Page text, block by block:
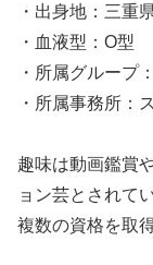
・出身地：三重
・血液型：O型
・所属グループ
・所属事務所：
趣味は動画鑑賞
ョン芸とされて
複数の資格を取